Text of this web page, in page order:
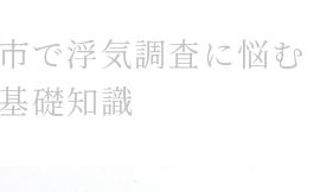
深め確実な証拠収集を目指す
で浮気調査に悩む
礎知識